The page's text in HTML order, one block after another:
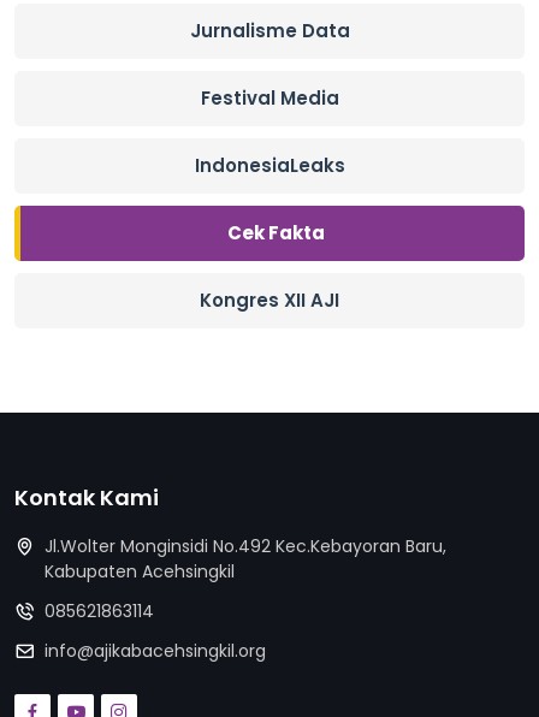
Jurnalisme Data
Festival Media
IndonesiaLeaks
Cek Fakta
Kongres XII AJI
Kontak Kami
Jl.Wolter Monginsidi No.492 Kec.Kebayoran Baru,
Kabupaten Acehsingkil
085621863114
info@ajikabacehsingkil.org